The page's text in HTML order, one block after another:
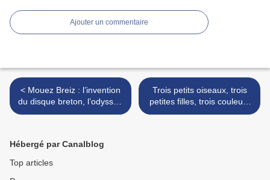
Ajouter un commentaire
< Mouez Breiz : l’invention
du disque breton, l’odyssée
d’un label
Trois petits oiseaux, trois
petites filles, trois couleurs
>
Hébergé par Canalblog
Top articles